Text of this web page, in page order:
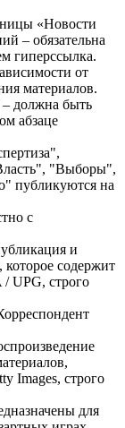
«Новости
– обязательна
гиперссылка.
от
материалов.
– должна быть
абзаце
"Выборы",
публикуются на
с
и
содержит
UPG, строго
Images, строго
для